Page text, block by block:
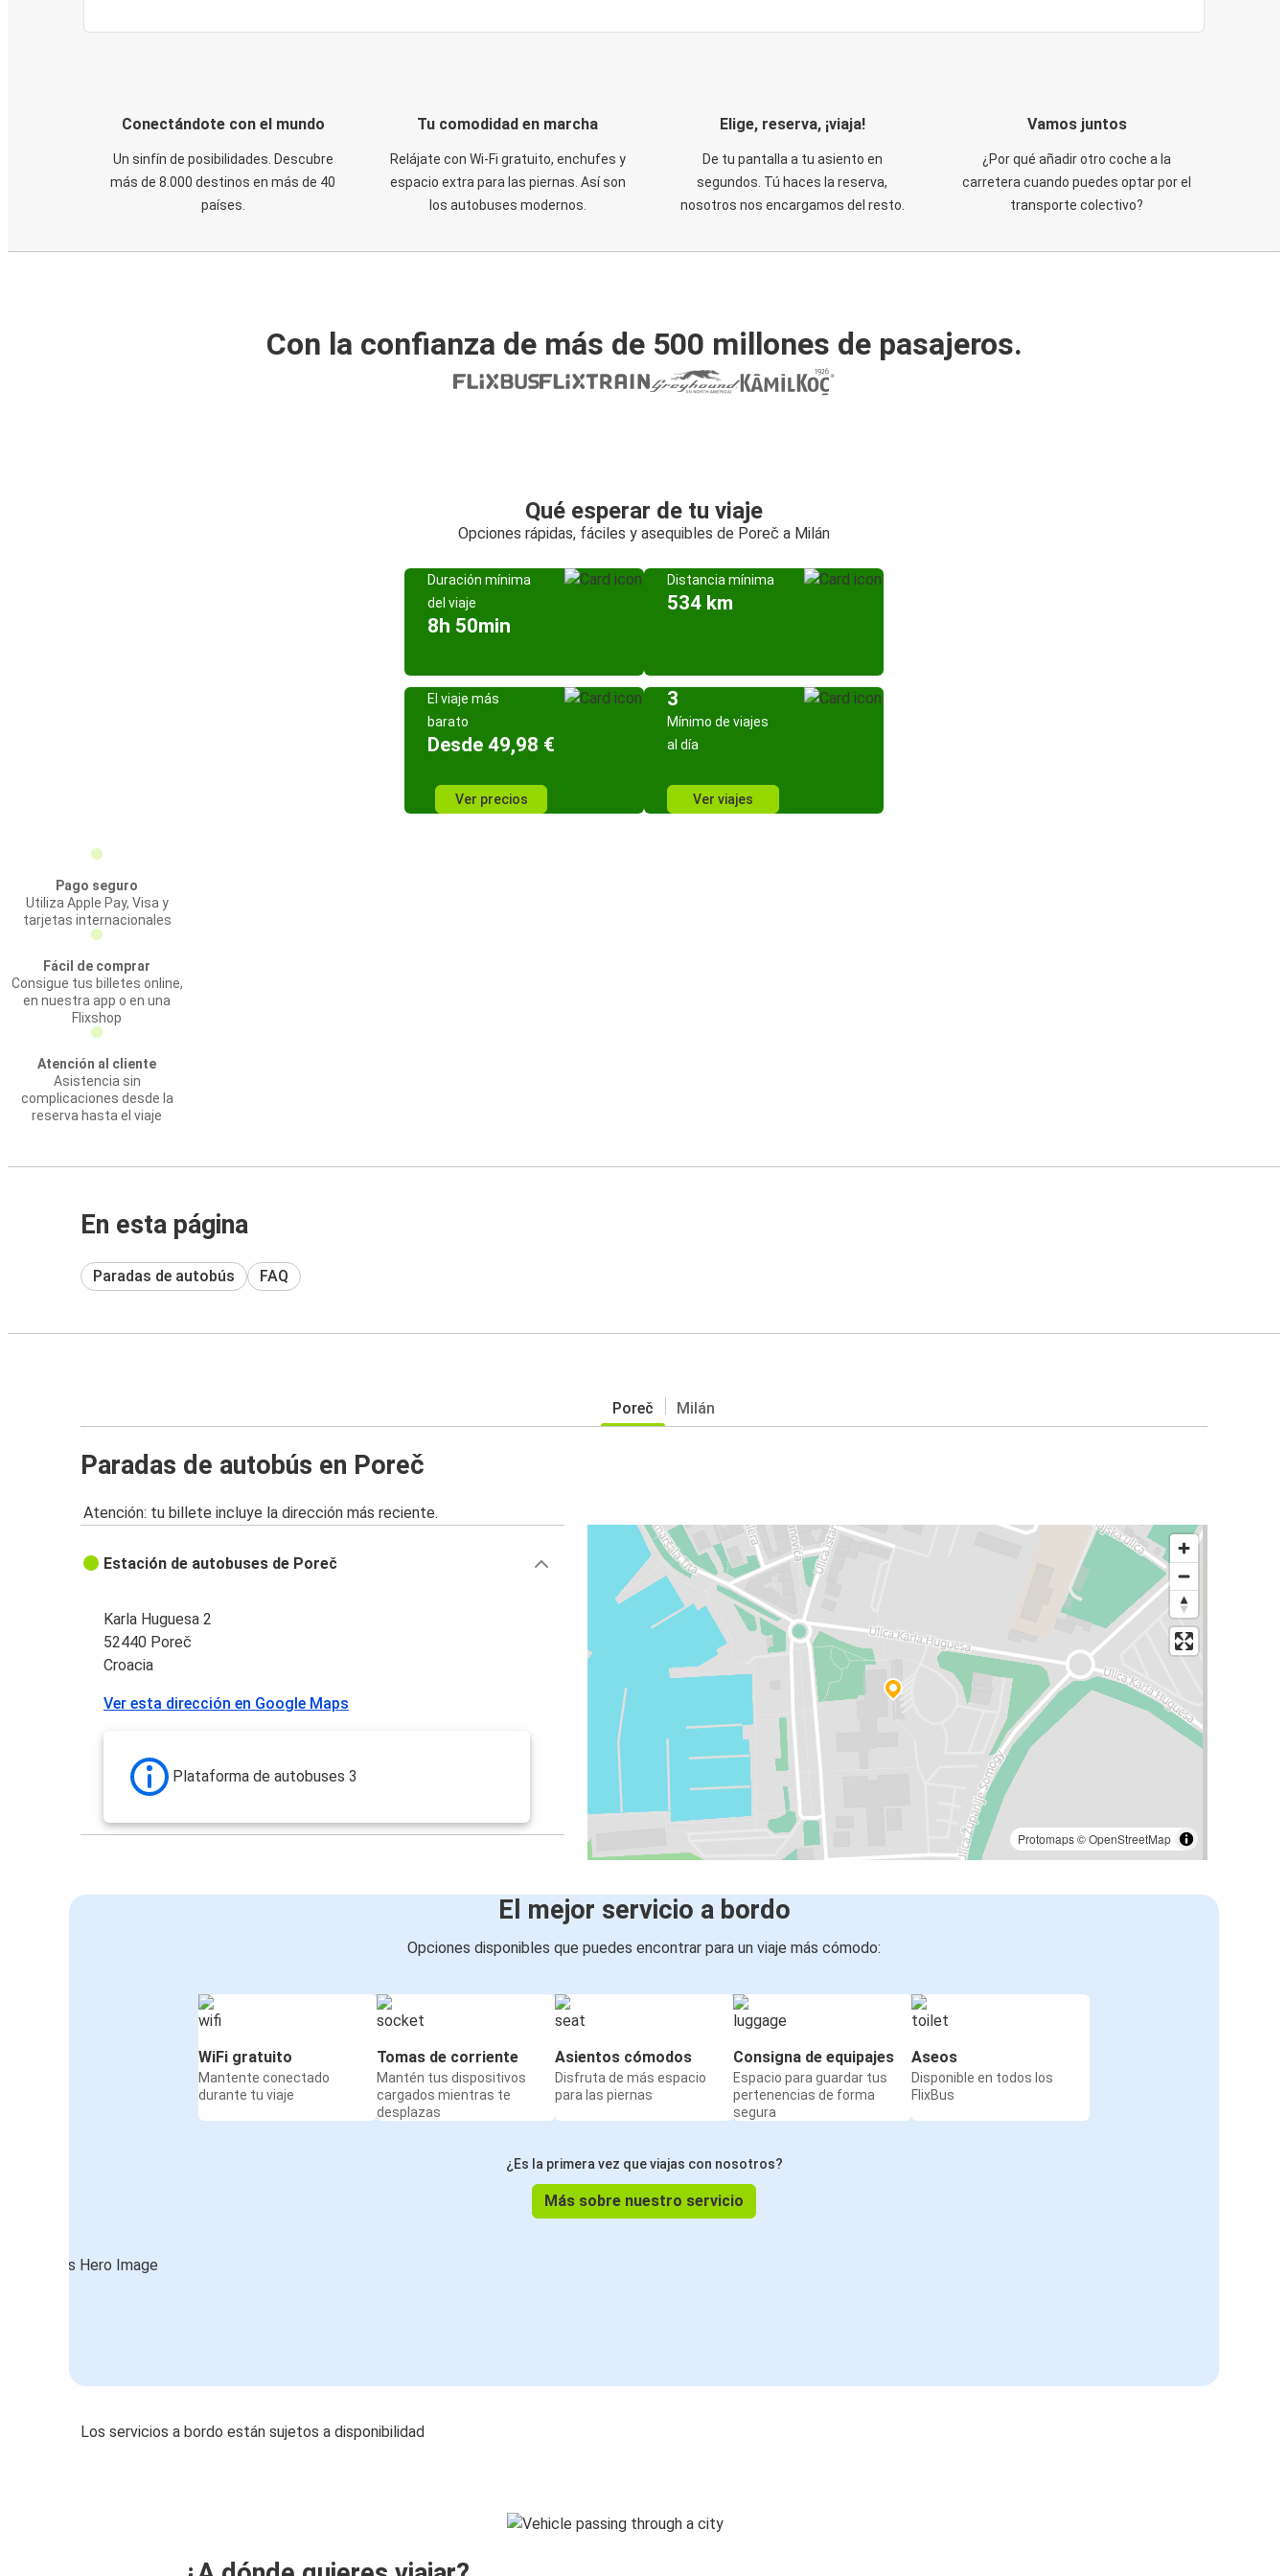
Conectándote con el mundo
Un sinfín de posibilidades. Descubre
más de 8.000 destinos en más de 40
países.
Tu comodidad en marcha
Relájate con Wi-Fi gratuito, enchufes y
espacio extra para las piernas. Así son
los autobuses modernos.
Elige, reserva, ¡viaja!
De tu pantalla a tu asiento en
segundos. Tú haces la reserva,
nosotros nos encargamos del resto.
Vamos juntos
¿Por qué añadir otro coche a la
carretera cuando puedes optar por el
transporte colectivo?
Con la confianza de más de 500 millones de pasajeros.
Qué esperar de tu viaje
Opciones rápidas, fáciles y asequibles de Poreč a Milán
Duración mínima
del viaje
8h 50min
Distancia mínima
534 km
El viaje más
barato
Desde 49,98 €
Ver precios
3
Mínimo de viajes
al día
Ver viajes
Pago seguro
Utiliza Apple Pay, Visa y
tarjetas internacionales
Fácil de comprar
Consigue tus billetes online,
en nuestra app o en una
Flixshop
Atención al cliente
Asistencia sin
complicaciones desde la
reserva hasta el viaje
En esta página
Paradas de autobús FAQ
Poreč Milán
Paradas de autobús en Poreč
Atención: tu billete incluye la dirección más reciente.
Protomaps©OpenStreetMap
Estación de autobuses de Poreč
Karla Huguesa 2
52440 Poreč
Croacia
Ver esta dirección en Google Maps
Plataforma de autobuses 3
El mejor servicio a bordo
Opciones disponibles que puedes encontrar para un viaje más cómodo:
WiFi gratuito
Mantente conectado
durante tu viaje
Tomas de corriente
Mantén tus dispositivos
cargados mientras te
desplazas
Asientos cómodos
Disfruta de más espacio
para las piernas
Consigna de equipajes
Espacio para guardar tus
pertenencias de forma
segura
Aseos
Disponible en todos los
FlixBus
¿Es la primera vez que viajas con nosotros?
Más sobre nuestro servicio
Los servicios a bordo están sujetos a disponibilidad